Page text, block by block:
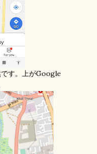
です。上がGoogle